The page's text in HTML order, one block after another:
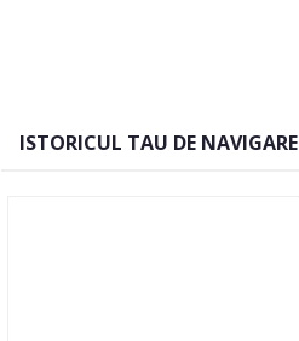
ISTORICUL TAU DE NAVIGARE